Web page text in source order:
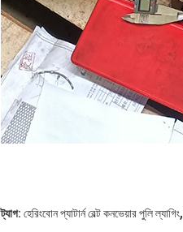
ট্যাগ: হেরিংবোন প্যাটার্ন বেল্ট কনভেয়ার পুলি ল্যাগিং,